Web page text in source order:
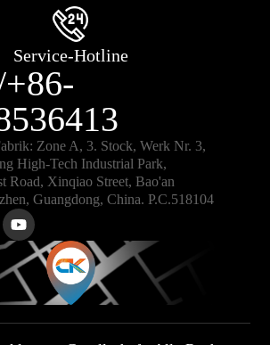
Service-Hotline
Zone A, 3. Stock, Werk Nr. 3,
High-Tech Industrial Park,
Road, Xinqiao Street, Bao'an
Guangdong, China. P.C.518104